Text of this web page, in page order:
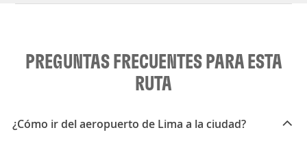
PREGUNTAS FRECUENTES PARA ESTA
RUTA
¿Cómo ir del aeropuerto de Lima a la ciudad?